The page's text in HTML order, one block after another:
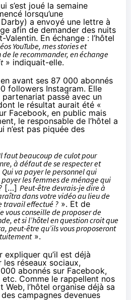
s’est joué la semaine
lorsqu’une
a envoyé une lettre à
afin de demander des nuits
En échange : l’hôtel
YouTube, mes stories et
le recommander, en échange
» indiquait-elle.
avant ses 87 000 abonnés
followers Instagram. Elle
passé avec un
le résultat aurait été «
Facebook, en public mais
le responsable de l’hôtel a
n’est pas piquée des
faut beaucoup de culot pour
à défaut de se respecter et
Qui va payer le personnel qui
payer les femmes de ménage qui
[…] Peut-être devrais-je dire à
dans votre vidéo au lieu de
travail effectué ? ». Et de
vous conseille de proposer de
et si l’hôtel en question croit que
peut-être qu’ils vous proposeront
».
expliquer qu’il est déjà
les réseaux sociaux,
abonnés sur Facebook,
Comme le rappellent nos
Web, l’hôtel organise déjà sa
campagnes devenues